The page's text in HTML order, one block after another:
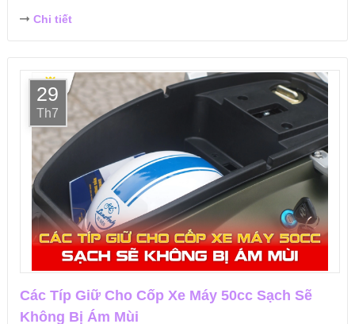
Chi tiết
29
Th7
Các Típ Giữ Cho Cốp Xe Máy 50cc Sạch Sẽ
Không Bị Ám Mùi